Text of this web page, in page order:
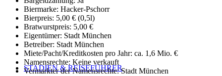
STADIEN & REISEFÜHRER
Biermarke: Hacker-Pschorr
Bierpreis: 5,00 € (0,5l)
Bratwurstpreis: 5,00 €
Eigentümer: Stadt München
Betreiber: Stadt München
Miete/Pacht/Kreditkosten pro Jahr: ca. 1,6 Mio. €
Namensrechte: Keine verkauft
Vermarkter der Namensrechte: Stadt München